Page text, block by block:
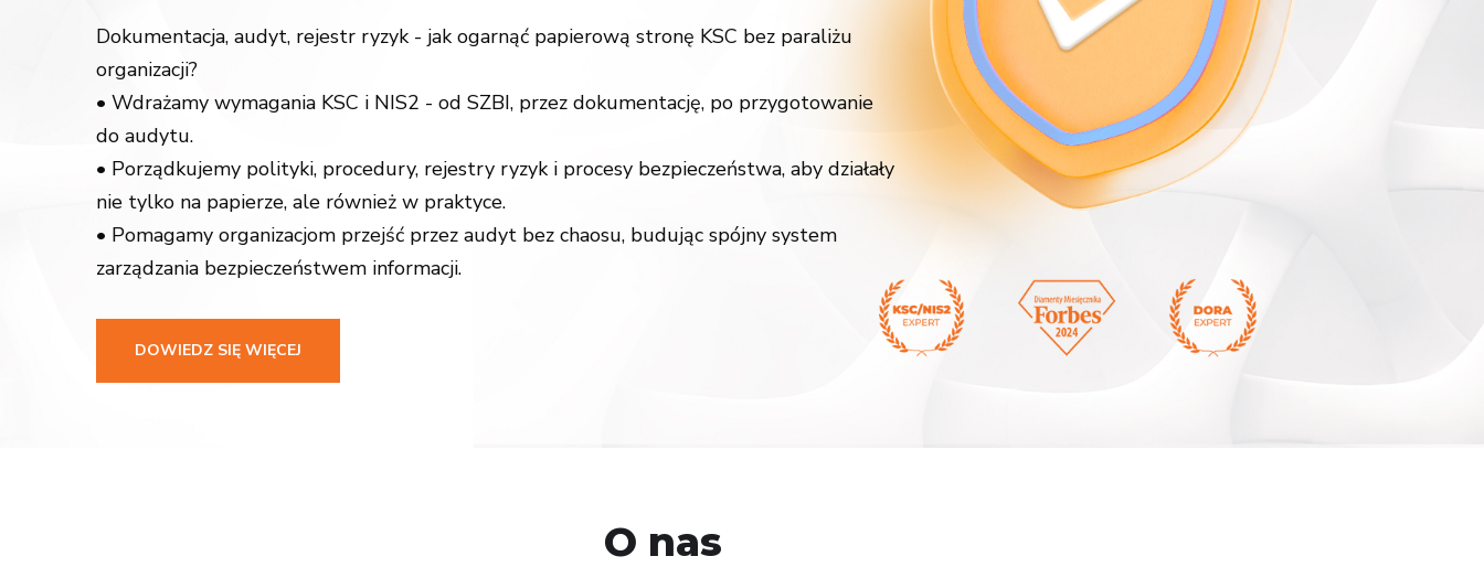
Dokumentacja, audyt, rejestr ryzyk - jak ogarnąć papierową stronę KSC bez paraliżu
organizacji?
• Wdrażamy wymagania KSC i NIS2 - od SZBI, przez dokumentację, po przygotowanie
do audytu.
• Porządkujemy polityki, procedury, rejestry ryzyk i procesy bezpieczeństwa, aby działały
nie tylko na papierze, ale również w praktyce.
• Pomagamy organizacjom przejść przez audyt bez chaosu, budując spójny system
zarządzania bezpieczeństwem informacji.
DOWIEDZ SIĘ WIĘCEJ
O nas